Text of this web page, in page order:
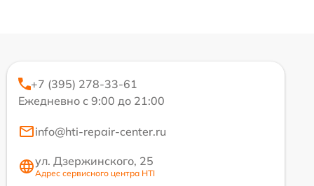
+7 (395) 278-33-61
Ежедневно с 9:00 до 21:00
info@hti-repair-center.ru
ул. Дзержинского, 25
Адрес сервисного центра HTI